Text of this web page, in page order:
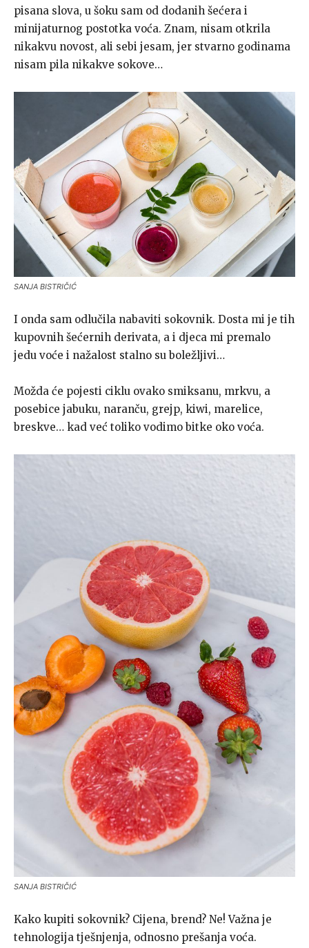
pisana slova, u šoku sam od dodanih šećera i
minijaturnog postotka voća. Znam, nisam otkrila
nikakvu novost, ali sebi jesam, jer stvarno godinama
nisam pila nikakve sokove…
SANJA BISTRIČIĆ
I onda sam odlučila nabaviti sokovnik. Dosta mi je tih
kupovnih šećernih derivata, a i djeca mi premalo
jedu voće i nažalost stalno su boležljivi…
Možda će pojesti ciklu ovako smiksanu, mrkvu, a
posebice jabuku, naranču, grejp, kiwi, marelice,
breskve… kad već toliko vodimo bitke oko voća.
SANJA BISTRIČIĆ
Kako kupiti sokovnik? Cijena, brend? Ne! Važna je
tehnologija tješnjenja, odnosno prešanja voća.